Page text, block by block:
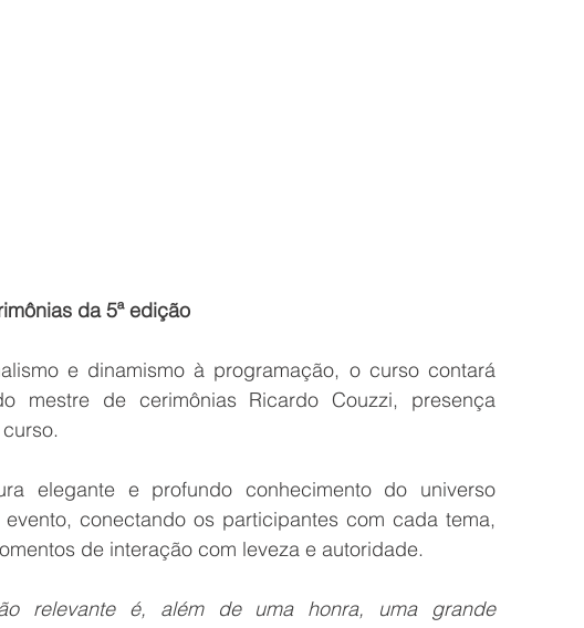
da 5ª edição
e dinamismo à programação, o curso contará
mestre de cerimônias Ricardo Couzzi, presença
elegante e profundo conhecimento do universo
conectando os participantes com cada tema,
de interação com leveza e autoridade.
relevante é, além de uma honra, uma grande